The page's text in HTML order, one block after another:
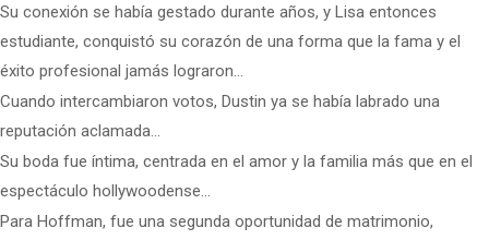
Su conexión se había gestado durante años, y Lisa entonces
estudiante, conquistó su corazón de una forma que la fama y el
éxito profesional jamás lograron…
Cuando intercambiaron votos, Dustin ya se había labrado una
reputación aclamada…
Su boda fue íntima, centrada en el amor y la familia más que en el
espectáculo hollywoodense…
Para Hoffman, fue una segunda oportunidad de matrimonio,